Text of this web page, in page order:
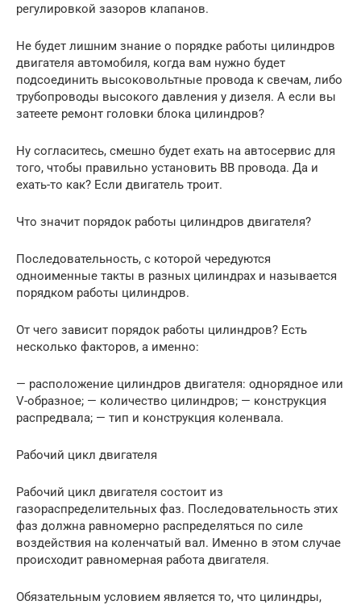
регулировкой зазоров клапанов.
Не будет лишним знание о порядке работы цилиндров
двигателя автомобиля, когда вам нужно будет
подсоединить высоковольтные провода к свечам, либо
трубопроводы высокого давления у дизеля. А если вы
затеете ремонт головки блока цилиндров?
Ну согласитесь, смешно будет ехать на автосервис для
того, чтобы правильно установить ВВ провода. Да и
ехать-то как? Если двигатель троит.
Что значит порядок работы цилиндров двигателя?
Последовательность, с которой чередуются
одноименные такты в разных цилиндрах и называется
порядком работы цилиндров.
От чего зависит порядок работы цилиндров? Есть
несколько факторов, а именно:
— расположение цилиндров двигателя: однорядное или
V-образное; — количество цилиндров; — конструкция
распредвала; — тип и конструкция коленвала.
Рабочий цикл двигателя
Рабочий цикл двигателя состоит из
газораспределительных фаз. Последовательность этих
фаз должна равномерно распределяться по силе
воздействия на коленчатый вал. Именно в этом случае
происходит равномерная работа двигателя.
Обязательным условием является то, что цилиндры,